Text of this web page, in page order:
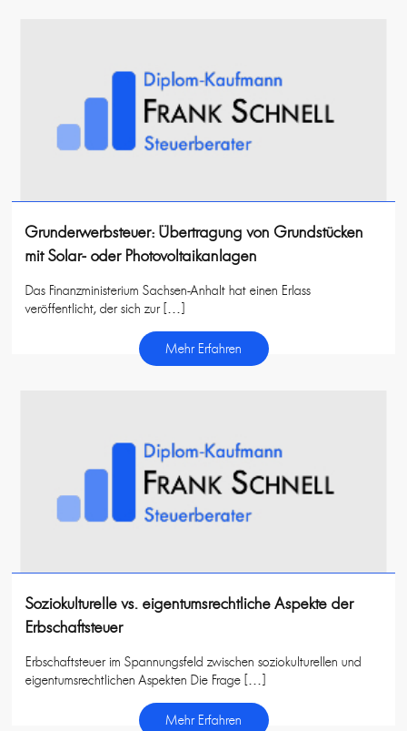
Grunderwerbsteuer: Übertragung von Grundstücken
mit Solar- oder Photovoltaikanlagen
Das Finanzministerium Sachsen-Anhalt hat einen Erlass
veröffentlicht, der sich zur […]
Mehr Erfahren
Soziokulturelle vs. eigentumsrechtliche Aspekte der
Erbschaftsteuer
Erbschaftsteuer im Spannungsfeld zwischen soziokulturellen und
eigentumsrechtlichen Aspekten Die Frage […]
Mehr Erfahren